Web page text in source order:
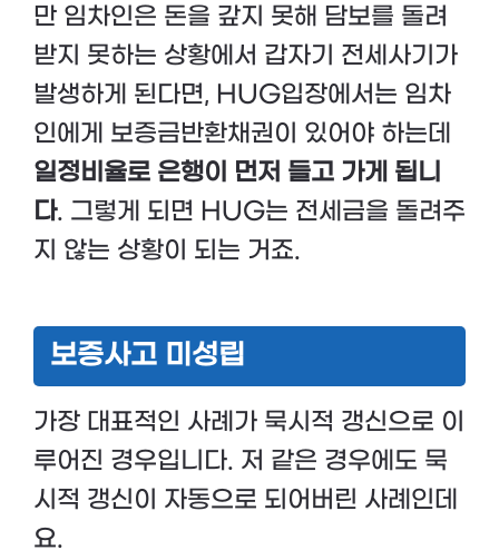
만 임차인은 돈을 갚지 못해 담보를 돌려
받지 못하는 상황에서 갑자기 전세사기가
발생하게 된다면, HUG입장에서는 임차
인에게 보증금반환채권이 있어야 하는데
일정비율로 은행이 먼저 들고 가게 됩니
다. 그렇게 되면 HUG는 전세금을 돌려주
지 않는 상황이 되는 거죠.
보증사고 미성립
가장 대표적인 사례가 묵시적 갱신으로 이
루어진 경우입니다. 저 같은 경우에도 묵
시적 갱신이 자동으로 되어버린 사례인데
요.